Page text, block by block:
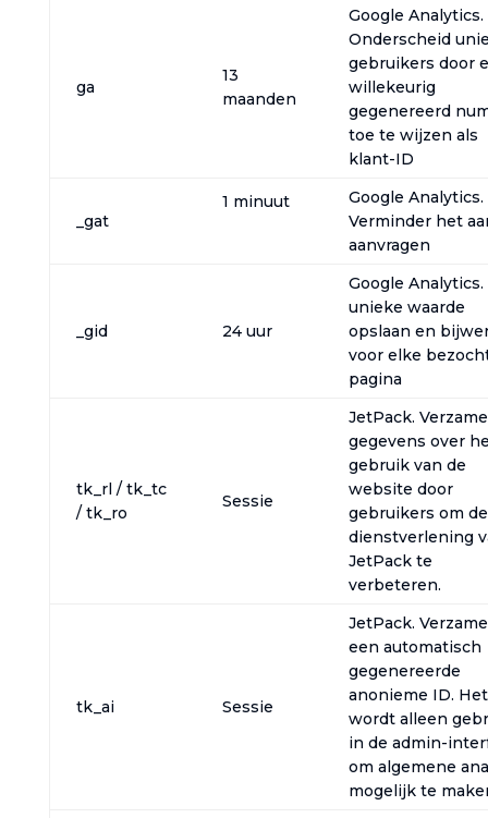
ga
13
maanden
Google Analytics.
Onderscheid
gebruikers door
willekeurig
gegenereerd
toe te wijzen als
klant-ID‎
_gat
1 minuut
Google Analytics.
Verminder het
aanvragen‎
_gid 24 uur
Google Analytics.
unieke waarde
opslaan en
voor elke
pagina
tk_rl / tk_tc
/ tk_ro
Sessie
JetPack.
gegevens over
gebruik van de
website door
gebruikers om de
dienstverlening
JetPack te
verbeteren.
tk_ai Sessie
JetPack.
een automatisch
gegenereerde
anonieme ID. Het
wordt alleen
in de admin-
om algemene
mogelijk te